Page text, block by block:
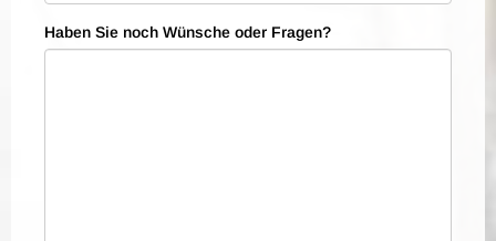
Haben Sie noch Wünsche oder Fragen?